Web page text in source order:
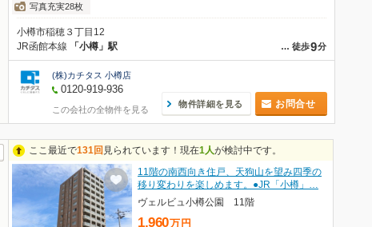
写真充実28枚
小樽市稲穂３丁目12
… 徒歩9分
JR函館本線 「小樽」駅
(株)カチタス 小樽店
0120-919-936
この会社の全物件を見る
物件詳細を見る お問合せ
ここ最近で131回 見られています！現在1人が検討中です。
11階の南西向き住戸、天狗山を望み四季の
移り変わりを楽しめます。●JR「小樽」…
ヴェルビュ小樽公園 11階
1,960万 円